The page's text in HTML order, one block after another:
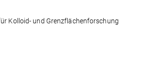
Kolloid- und Grenzflächenforschung